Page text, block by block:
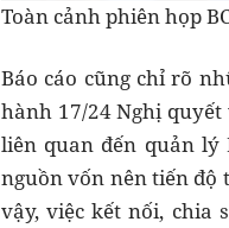
Toàn cảnh phiên họp
Báo cáo cũng chỉ rõ
hành 17/24 Nghị
liên quan đến quản lý
nguồn vốn nên tiến độ
vậy, việc kết nối, chia